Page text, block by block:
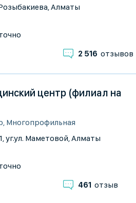
Розыбакиева, Алматы
2 516 отзывов
центр (филиал на
Многопрофильная
уг.ул. Маметовой, Алматы
461 отзыв